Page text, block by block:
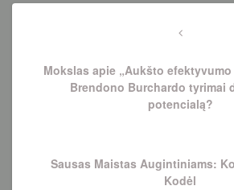
Navigacija
Previous
Mokslas apie „Aukšto
Brendono Burchardo tyrimai
potencialą?
Next
Sausas Maistas Augintiniams:
Kodėl